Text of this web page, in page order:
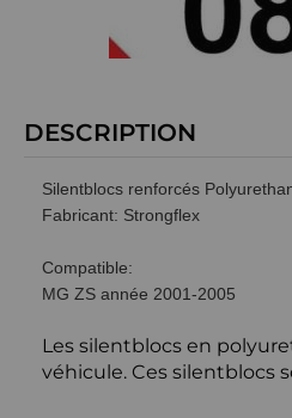
DESCRIPTION
Silentblocs renforcés
Fabricant: Strongflex
Compatible:
MG ZS année 2001-2005
Les silentblocs en
véhicule. Ces silentblocs